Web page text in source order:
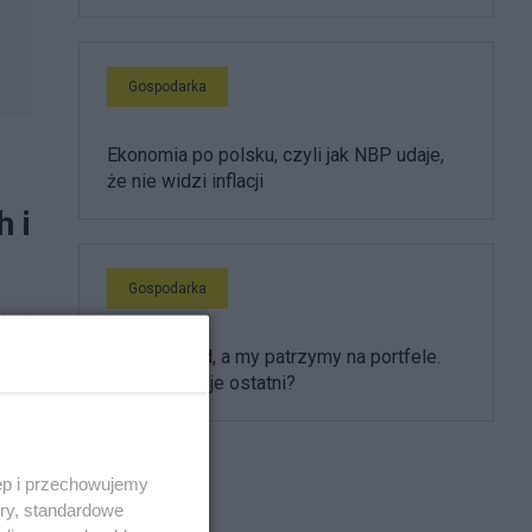
i
Gospodarka
Ekonomia po polsku, czyli jak NBP udaje,
że nie widzi inflacji
Gospodarka
AI pisze kod, a my patrzymy na portfele.
Kto się śmieje ostatni?
i przechowujemy
standardowe